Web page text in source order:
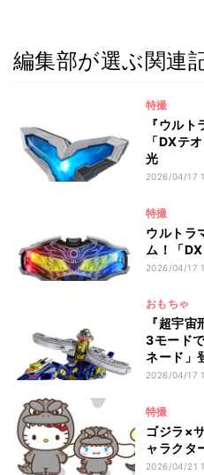
編集部が選ぶ関連
特撮
『ウル
「DXテ
光
2026/04/17
特撮
ウルトラ
ム！「
2026/04/17
おもちゃ
『超宇
3モード
ネード」
2026/04/17
特撮
ゴジラ×
ャラクタ
2026/04/21